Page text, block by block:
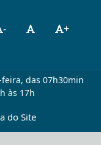
-
+
das 07h30min
às 17h
do Site